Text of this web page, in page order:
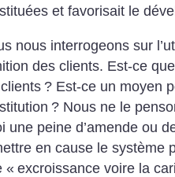
et favorisait le
nous interrogeons sur
des clients. Est-ce
? Est-ce un moyen
? Nous ne le
une peine d’amende ou
en cause le système
« excroissance voire la